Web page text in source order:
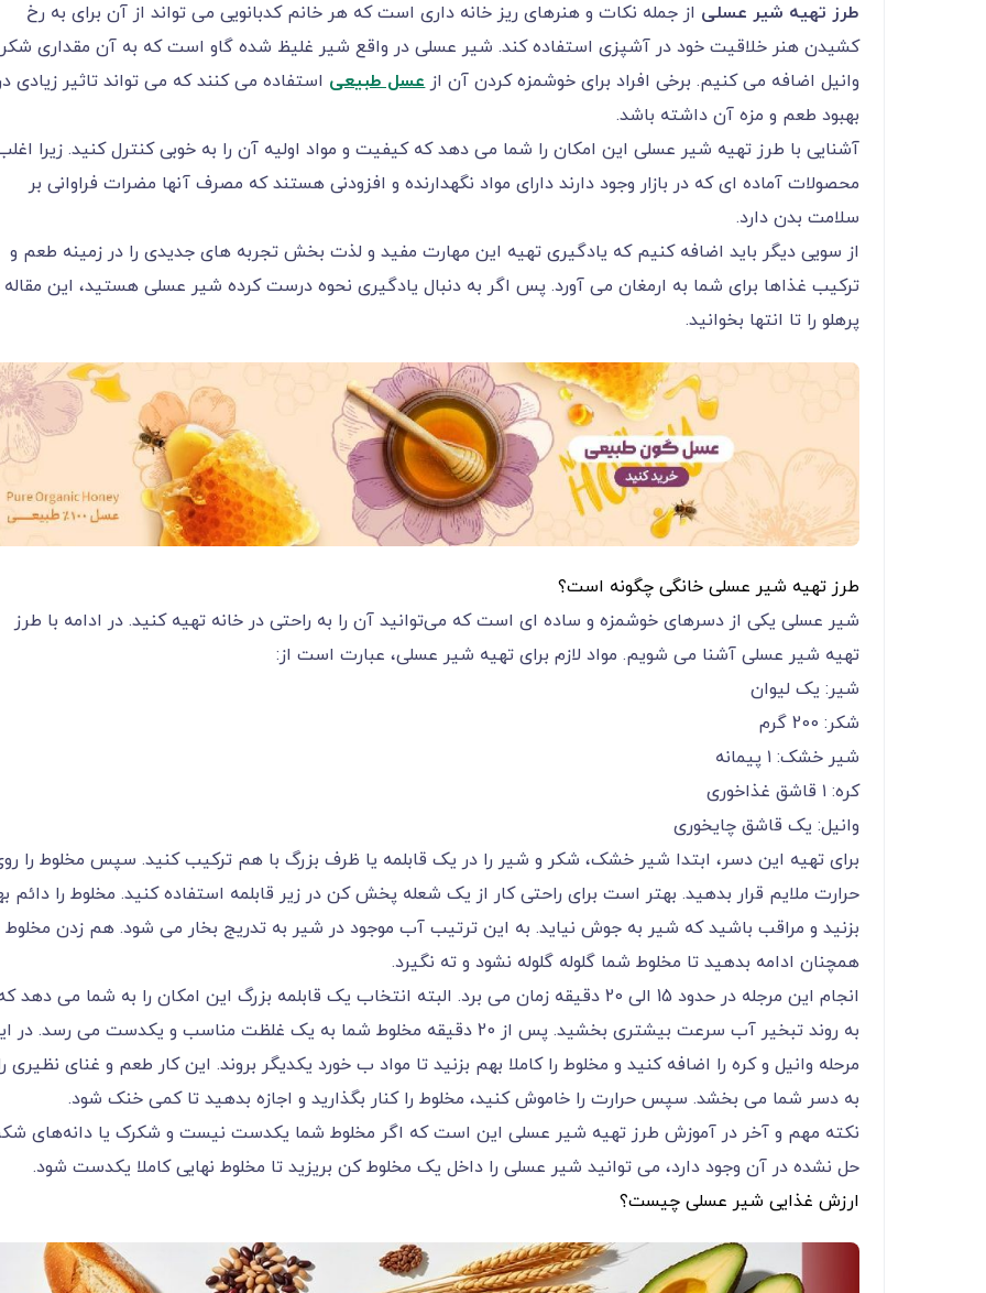
طرز تهیه شیر عسلی از جمله نکات و هنرهای ریز خانه داری است که هر خانم کدبانویی می تواند از آن برای به رخ
کشیدن هنر خلاقیت خود در آشپزی استفاده کند. شیر عسلی در واقع شیر غلیظ شده گاو است که به آن مقداری
وانیل اضافه می کنیم. برخی افراد برای خوشمزه کردن آن ازعسل طبیعی استفاده می کنند که می تواند تاثیر زیادی
بهبود طعم و مزه آن داشته باشد.
آشنایی با طرز تهیه شیر عسلی این امکان را شما می دهد که کیفیت و مواد اولیه آن را به خوبی کنترل کنید. زیرا
محصولات آماده ای که در بازار وجود دارند دارای مواد نگهدارنده و افزودنی هستند که مصرف آنها مضرات فراوانی بر
سلامت بدن دارد.
از سویی دیگر باید اضافه کنیم که یادگیری تهیه این مهارت مفید و لذت بخش تجربه های جدیدی را در زمینه طعم و
ترکیب غذاها برای شما به ارمغان می آورد. پس اگر به دنبال یادگیری نحوه درست کرده شیر عسلی هستید، این مقاله
پرهلو را تا انتها بخوانید.
طرز تهیه شیر عسلی خانگی چگونه است؟
شیر عسلی یکی از دسرهای خوشمزه و ساده ای است که می‌توانید آن را به راحتی در خانه تهیه کنید. در ادامه با طرز
تهیه شیر عسلی آشنا می شویم. مواد لازم برای تهیه شیر عسلی، عبارت است از:
شیر: یک لیوان
شکر: 200 گرم
شیر خشک: ۱ پیمانه
کره: ۱ قاشق غذاخوری
وانیل: یک قاشق چایخوری
برای تهیه این دسر، ابتدا شیر خشک، شکر و شیر را در یک قابلمه یا ظرف بزرگ با هم ترکیب کنید. سپس مخلوط را
حرارت ملایم قرار بدهید. بهتر است برای راحتی کار از یک شعله پخش کن در زیر قابلمه استفاده کنید. مخلوط را دائم
بزنید و مراقب باشید که شیر به جوش نیاید. به این ترتیب آب موجود در شیر به تدریج بخار می شود. هم زدن مخلوط
همچنان ادامه بدهید تا مخلوط شما گلوله گلوله نشود و ته نگیرد.
انجام این مرجله در حدود 15 الی 20 دقیقه زمان می برد. البته انتخاب یک قابلمه بزرگ این امکان را به شما می دهد
به روند تبخیر آب سرعت بیشتری بخشید. پس از 20 دقیقه مخلوط شما به یک غلظت مناسب و یکدست می رسد. در
مرحله وانیل و کره را اضافه کنید و مخلوط را کاملا بهم بزنید تا مواد ب خورد یکدیگر بروند. این کار طعم و غنای نظیری
به دسر شما می بخشد. سپس حرارت را خاموش کنید، مخلوط را کنار بگذارید و اجازه بدهید تا کمی خنک شود.
نکته مهم و آخر در آموزش طرز تهیه شیر عسلی این است که اگر مخلوط شما یکدست نیست و شکرک یا دانه‌های
حل نشده در آن وجود دارد، می توانید شیر عسلی را داخل یک مخلوط کن بریزید تا مخلوط نهایی کاملا یکدست شود.
ارزش غذایی شیر عسلی چیست؟